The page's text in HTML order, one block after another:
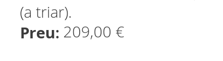
(a triar).
Preu: 209,00 €